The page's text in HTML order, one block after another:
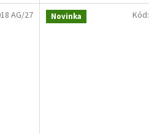
AG/27 Novinka Kód: